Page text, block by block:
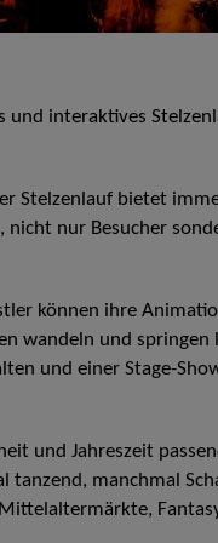
interaktives
Stelzenlauf bietet
nur Besucher
können ihre
wandeln und springen
und einer Stage-
und Jahreszeit
tanzend, manchmal